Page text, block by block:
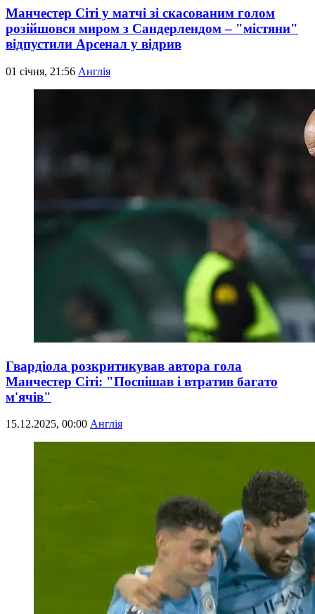
Манчестер Сіті у матчі зі скасованим голом
розійшовся миром з Сандерлендом – "містяни"
відпустили Арсенал у відрив
01 січня, 21:56 Англія
Гвардіола розкритикував автора гола
Манчестер Сіті: "Поспішав і втратив багато
м'ячів"
15.12.2025, 00:00 Англія